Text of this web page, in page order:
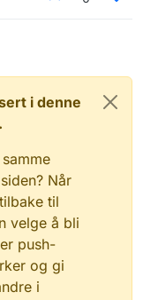
:
: "NO",
[
03-29"
i denne
Når
til
velge å bli
push-
og gi
i